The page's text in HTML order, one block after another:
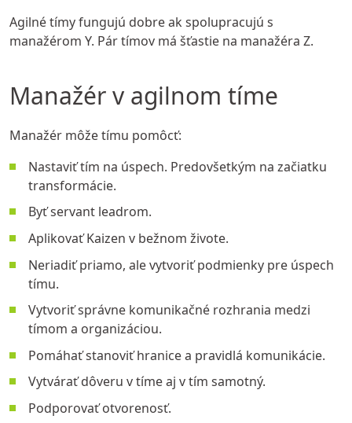
Agilné tímy fungujú dobre ak spolupracujú s
manažérom Y. Pár tímov má šťastie na manažéra Z.
Manažér v agilnom tíme
Manažér môže tímu pomôcť:
Nastaviť tím na úspech. Predovšetkým na začiatku
transformácie.
Byťservant leadrom.
Aplikovať Kaizen v bežnom živote.
Neriadiť priamo, ale vytvoriť podmienky pre úspech
tímu.
Vytvoriť správne komunikačné rozhrania medzi
tímom a organizáciou.
Pomáhať stanoviť hranice a pravidlá komunikácie.
Vytvárať dôveru v tíme aj v tím samotný.
Podporovať otvorenosť.